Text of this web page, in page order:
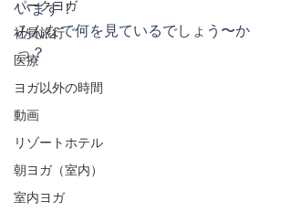
パークヨガ
社員旅行
医療
ヨガ以外の時間
動画
リゾートホテル
朝ヨガ（室内）
室内ヨガ
います！
みんなで何を見ているでしょう〜か
っ？